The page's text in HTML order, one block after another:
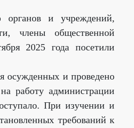
органов и учреждений,
члены общественной
2025 года посетили
осужденных и проведено
работу администрации
При изучении и
требований к